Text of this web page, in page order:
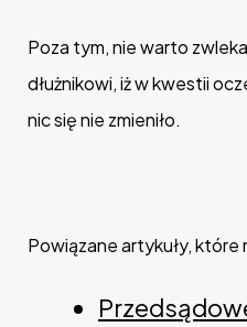
Poza tym, nie warto
dłużnikowi, iż w kwestii
nic się nie zmieniło.
Powiązane artykuły,